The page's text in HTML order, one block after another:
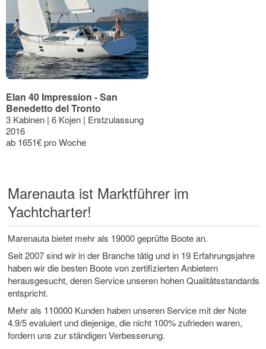
Elan 40 Impression - San
Benedetto del Tronto
3 Kabinen | 6 Kojen | Erstzulassung
2016
ab 1651€ pro Woche
Marenauta ist Marktführer im
Yachtcharter!
Marenauta bietet mehr als 19000 geprüfte Boote an.
Seit 2007 sind wir in der Branche tätig und in 19 Erfahrungsjahre
haben wir die besten Boote von zertifizierten Anbietern
herausgesucht, deren Service unseren hohen Qualitätsstandards
entspricht.
Mehr als 110000 Kunden haben unseren Service mit der Note
4.9/5 evaluiert und diejenige, die nicht 100% zufrieden waren,
fordern uns zur ständigen Verbesserung.